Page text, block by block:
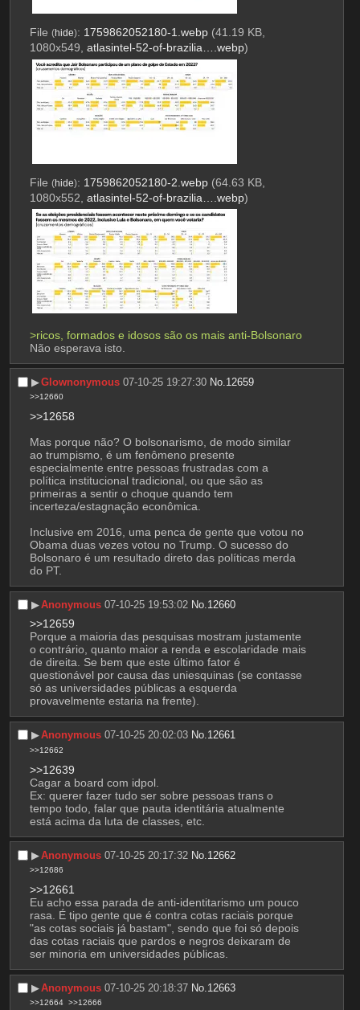
File (hide): 1759862052180-1.webp (41.19 KB,
1080x549, atlasintel-52-of-brazilia….webp)
File (hide): 1759862052180-2.webp (64.63 KB,
1080x552, atlasintel-52-of-brazilia….webp)
>ricos, formados e idosos são os mais anti-Bolsonaro
Não esperava isto.
▶︎Glownonymous 07-10-25 19:27:30 No. 12659
>>12660
>>12658
Mas porque não? O bolsonarismo, de modo similar
ao trumpismo, é um fenômeno presente
especialmente entre pessoas frustradas com a
política institucional tradicional, ou que são as
primeiras a sentir o choque quando tem
incerteza/estagnação econômica.
Inclusive em 2016, uma penca de gente que votou no
Obama duas vezes votou no Trump. O sucesso do
Bolsonaro é um resultado direto das políticas merda
do PT.
▶︎Anonymous 07-10-25 19:53:02 No.12660
>>12659
Porque a maioria das pesquisas mostram justamente
o contrário, quanto maior a renda e escolaridade mais
de direita. Se bem que este último fator é
questionável por causa das uniesquinas (se contasse
só as universidades públicas a esquerda
provavelmente estaria na frente).
▶︎Anonymous 07-10-25 20:02:03 No.12661
>>12662
>>12639
Cagar a board com idpol.
Ex: querer fazer tudo ser sobre pessoas trans o
tempo todo, falar que pauta identitária atualmente
está acima da luta de classes, etc.
▶︎Anonymous 07-10-25 20:17:32 No. 12662
>>12686
>>12661
Eu acho essa parada de anti-identitarismo um pouco
rasa. É tipo gente que é contra cotas raciais porque
"as cotas sociais já bastam", sendo que foi só depois
das cotas raciais que pardos e negros deixaram de
ser minoria em universidades públicas.
▶︎Anonymous 07-10-25 20:18:37 No.12663
>>12664 >>12666